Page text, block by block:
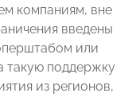
компаниям, вне
введены
или
такую поддержку
из регионов,